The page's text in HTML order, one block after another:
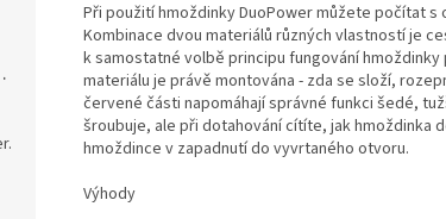
balení 25ks
Při použití hmoždinky DuoPower můžete počítat
Kombinace dvou materiálů různých vlastností je
k samostatné volbě principu fungování
materiálu je právě montována - zda se složí,
červené části napomáhají správné funkci šedé,
šroubuje, ale při dotahování cítíte, jak hmoždinka
hmoždince v zapadnutí do vyvrtaného otvoru.
Výhody